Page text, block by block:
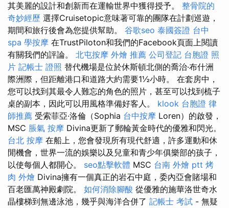
其美麗的設計和創新而在運輸世界中獲得授予。 整骨院的
奇妙經歷 選擇Cruisetopic意味著可靠的團隊在計劃巡遊，
期間和旅行後會為您提供幫助。 谷歌seo 泰國簽證 台中
spa 學按摩 在TrustPiloton和我們的Facebook頁面上閱讀
有關我們的評論。 北屯按摩 外燴 推薦 公司登記 台胞證 照
片 記帳士 證照 替代機場是位於休斯頓北側的喬治·布什洲
際洲際，但距離港口和道路大約需要1½小時。 在套房中，
您可以找到其最令人難忘的角色的照片，甚至可以找到梳子
桌的副本，因此可以用風格準備好客人。 klook 台胞證 律
師推薦 受索菲亞·洛倫（Sophia 台中按摩 Loren）的啟發，
MSC 脹氣 按摩 Divina更新了郵輪黃金時代的優雅和閃光。
台北 按摩 在船上，您會發現所有現代舒適，許多運動和休
閒機會，世界一流的娛樂以及兒童和青少年俱樂部的孩子，
以使每個人都開心。 seo點擊軟體 MSC 台南 外燴 ptt 烤
肉 外燴 Divina擁有一個真正的岩石中庭，委內亞會賭場和
百老匯萬神殿劇院。 如何消除腳酸 從優雅的施華洛世奇水
晶樓梯到無邊泳池，幾乎與海洋合併了 記帳士 考試 - 無疑